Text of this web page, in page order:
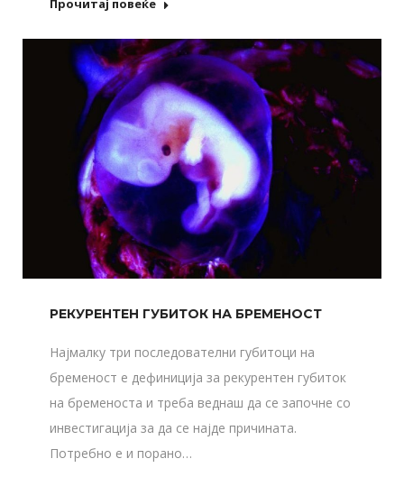
Прочитај повеќе
РЕКУРЕНТЕН ГУБИТОК НА БРЕМЕНОСТ
Најмалку три последователни губитоци на
бременост е дефиниција за рекурентен губиток
на бременоста и треба веднаш да се започне со
инвестигација за да се најде причината.
Потребно е и порано…